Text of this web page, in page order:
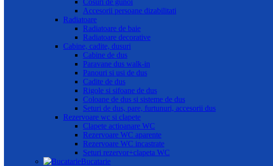
Cosuri de gunoi
Accesorii persoane dizabilitati
Radiatoare
Radiatoare de baie
Radiatoare decorative
Cabine, cadite, dusuri
Cabine de dus
Paravane dus walk-in
Panouri si usi de dus
Cadite de dus
Rigole si sifoane de dus
Coloane de dus si sisteme de dus
Seturi de dus, pare, furtunuri, accesorii dus
Rezervoare wc si clapete
Clapete actioanare WC
Rezervoare WC aparente
Rezervoare WC incastrate
Seturi rezervor+clapeta WC
Bucatarie